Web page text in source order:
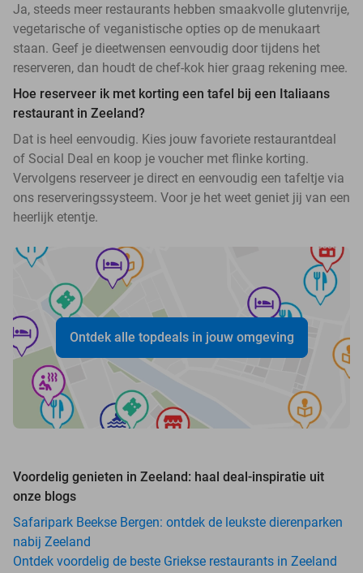
Ja, steeds meer restaurants hebben smaakvolle glutenvrije,
vegetarische of veganistische opties op de menukaart
staan. Geef je dieetwensen eenvoudig door tijdens het
reserveren, dan houdt de chef-kok hier graag rekening mee.
Hoe reserveer ik met korting een tafel bij een Italiaans
restaurant in Zeeland?
Dat is heel eenvoudig. Kies jouw favoriete restaurantdeal
of Social Deal en koop je voucher met flinke korting.
Vervolgens reserveer je direct en eenvoudig een tafeltje via
ons reserveringssysteem. Voor je het weet geniet jij van een
heerlijk etentje.
Ontdek alle topdeals in jouw omgeving
Voordelig genieten in Zeeland: haal deal-inspiratie uit
onze blogs
Safaripark Beekse Bergen: ontdek de leukste dierenparken
nabij Zeeland
Ontdek voordelig de beste Griekse restaurants in Zeeland